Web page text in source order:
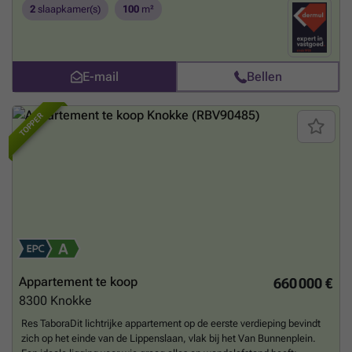
is er nog een apart toilet aanwezig. Het appartement biedt een
appartement op loopafstand van het strand, stadspark, winkelstraten,
... Dit appartement is perfect geschikt als woonappartement of
tweede verblijf. Kom dit zeker bezoeken!Meer weten?
2 slaapkamer(s) 100 m²
E-mail Bellen
TOPPER
660 000 €
Appartement te koop
8300 Knokke
Res TaboraDit lichtrijke appartement op de eerste verdieping bevindt
zich op het einde van de Lippenslaan, vlak bij het Van Bunnenplein.